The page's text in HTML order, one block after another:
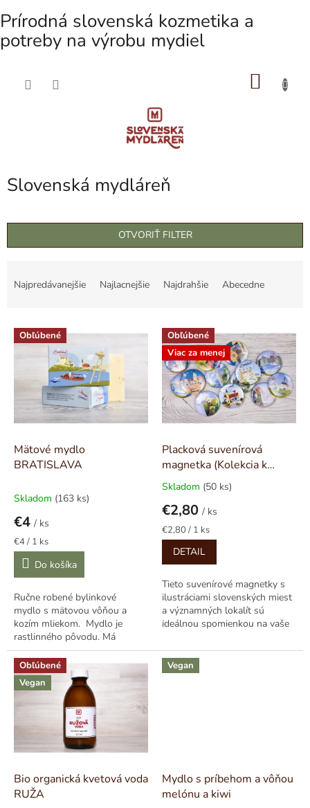
Prírodná slovenská kozmetika a
potreby na výrobu mydiel
Slovenská mydláreň
OTVORIŤ FILTER
d
Najpredávanejšie Najlacnejšie Najdrahšie Abecedne
V Obľúbené
Mätové mydlo
BRATISLAVA
Skladom (163 ks)
€4 / ks
Jednotková
cena:
€4 / 1 ks
Do košíka
Ručne robené bylinkové
mydlo s mätovou vôňou a
kozím mliekom. Mydlo je
rastlinného pôvodu. Má
vynikajúcu penivosť a vytvára
bohatú krémovú...
Obľúbené
Viac za menej
Placková suvenírová
magnetka (Kolekcia k
suvenírovým mydlám)
Priemerné
hodnotenie
produktu
je
5,0
5
hviezdičiek.
Skladom (50 ks)
€2,80 / ks
Jednotková
cena:
€2,80 / 1 ks
DETAIL
Tieto suvenírové magnetky s
ilustráciami slovenských miest
a významných lokalít sú
ideálnou spomienkou na vaše
autentický...
Obľúbené
Vegan
Bio organická kvetová voda
RUŽA
Vegan
Mydlo s príbehom a vôňou
melónu a kiwi